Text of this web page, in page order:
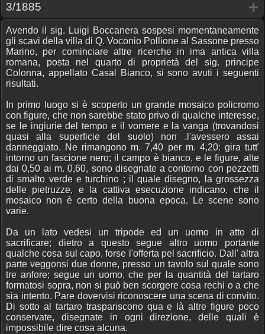
3/1885
Avendo il sig. Luigi Boccanera sospesi momentaneamente
gli scavi della villa di Q. Voconio Pollione al Sassone presso
Marino, per cominciare altre ricerche in ima antica villa
romana, posta nel quarto di proprietà del sig. principe
Colonna, appellato Casal Bianco, si sono avuti i seguenti
risultati.
In primo luogo si è scoperto un grande mosaico policromo
con figure, che non sarebbe stato privo di qualche interesse,
se le ingiurie del tempo e il vomere e la vanga (trovandosi
quasi alla superficie del suolo) non .l'avessero assai
danneggiato. Ne rimangono m. 7,40 per m. 4,20: gira tutt'
intorno un fascione nero; il campo è bianco, e le figure, alte
dai 0,50 ai m. 0,60, sono disegnate a contorno con pezzetti
di smalto verde e turchino ; il quale disegno, la grossezza
delle pietruzze, e la cattiva esecuzione indicano, che il
mosaico non è certo della buona epoca. Le scene sono
varie.
Da un lato vedesi un tripode ed un uomo in atto di
sacrificare; dietro a questo segue altro uomo portante
qualche cosa sul capo, forse l'offerta pel sacrificio. Dall' altra
parte veggonsi due donne, presso un tavolo sul quale sono
tre anfore; segue un uomo, che per la quantità del tartaro
formatosi sopra, non si può ben scorgere cosa rechi o a che
sia intento. Pare dovervisi riconoscere una scena di convito.
Di sotto al tartaro traspariscono qua e là altre figure poco
conservate, disegnate in ogni direzione, delle quali è
impossibile dire cosa alcuna.